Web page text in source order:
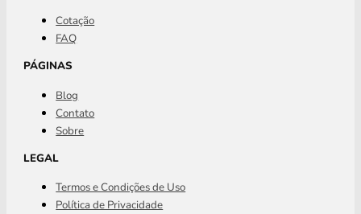
Cotação
FAQ
PÁGINAS
Blog
Contato
Sobre
LEGAL
Termos e Condições de Uso
Política de Privacidade